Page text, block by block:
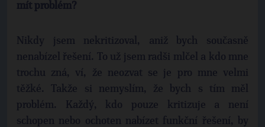
mít problém?
Nikdy jsem nekritizoval, aniž bych současně
nenabízel řešení. To už jsem radši mlčel a kdo mne
trochu zná, ví, že neozvat se je pro mne velmi
těžké. Takže si nemyslím, že bych s tím měl
problém. Každý, kdo pouze kritizuje a není
schopen nebo ochoten nabízet funkční řešení, by